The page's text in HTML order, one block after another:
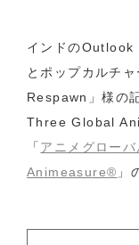
インドのOutlook
とポップカルチ
Respawn」様の
Three Global
「 アニメグロー
Animeasure® 」